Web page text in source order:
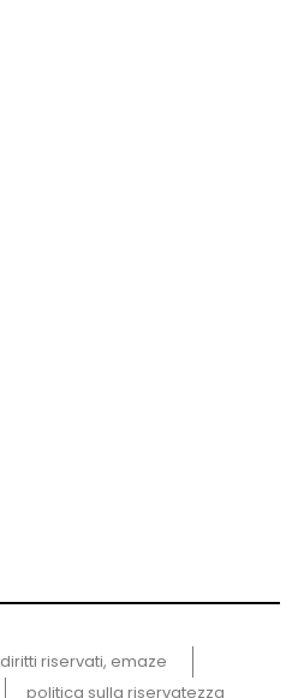
riservati, emaze
politica sulla riservatezza